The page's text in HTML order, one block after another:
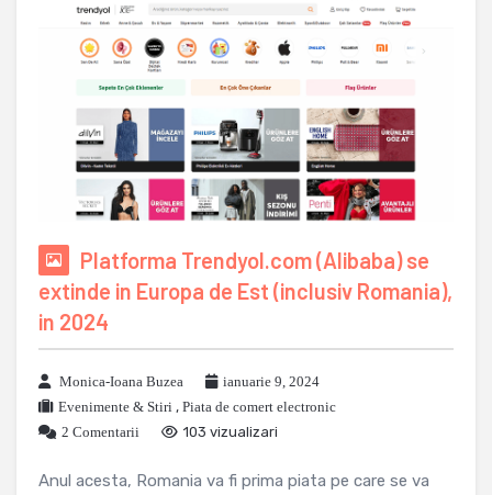
Platforma Trendyol.com (Alibaba) se
extinde in Europa de Est (inclusiv Romania),
in 2024
Monica-Ioana Buzea
ianuarie 9, 2024
Evenimente & Stiri , Piata de comert electronic
2 Comentarii
103 vizualizari
Anul acesta, Romania va fi prima piata pe care se va